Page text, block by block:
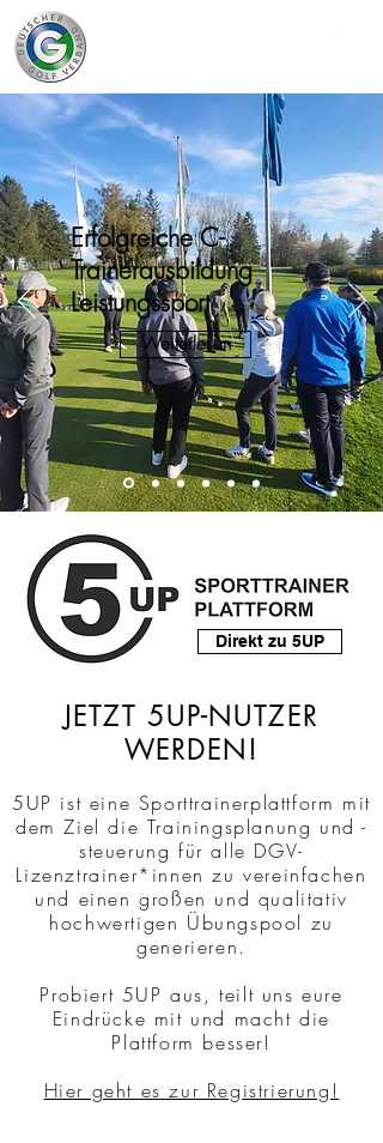
Erfolgreiche C-
Trainerausbildung
Leistungssport
Weiterlesen
Direkt zu 5UP
JETZT 5UP-NUTZER
WERDEN!
5UP ist eine Sporttrainerplattform mit
dem Ziel die Trainingsplanung und -
steuerung für alle DGV-
Lizenztrainer*innen zu vereinfachen
und einen großen und qualitativ
hochwertigen Übungspool zu
generieren.
Probiert 5UP aus, teilt uns eure
Eindrücke mit und macht die
Plattform besser!
Hier geht es zur Registrierung!